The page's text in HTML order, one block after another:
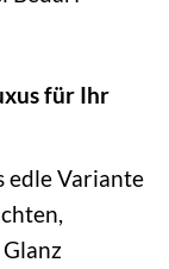
für Ihr
edle Variante